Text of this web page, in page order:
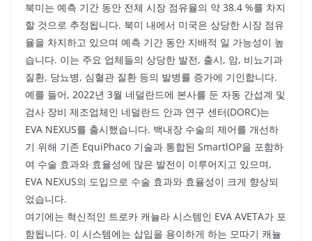
북미는 예측 기간 동안 전체 시장 점유율의 약 38.4 %를 차지
할 것으로 추정됩니다. 북미 내에서 미국은 상당한 시장 점유
율을 차지하고 있으며 예측 기간 동안 지배적 일 가능성이 높
습니다. 이는 주요 업체들의 상당한 발전, 출시, 암, 비뇨기과
질환, 당뇨병, 심혈관 질환 등의 발병률 증가에 기인합니다.
예를 들어, 2022년 3월 네덜란드에 본사를 둔 자동 간섭계 및
검사 장비 제조업체인 네덜란드 안과 연구 센터(DORC)는
EVA NEXUS를 출시했습니다. 백내장 수술의 제어를 개선하
기 위해 기존 EquiPhaco 기술과 통합된 SmartlOP을 포함하
여 수술 효과와 효율성에 많은 발전이 이루어지고 있으며,
EVA NEXUS의 도입으로 수술 효과와 효율성이 크게 향상되
었습니다.
여기에는 혁신적인 트로카 캐뉼라 시스템인 EVA AVETA가 포
함됩니다. 이 시스템에는 삽입을 용이하게 하는 모따기 캐뉼